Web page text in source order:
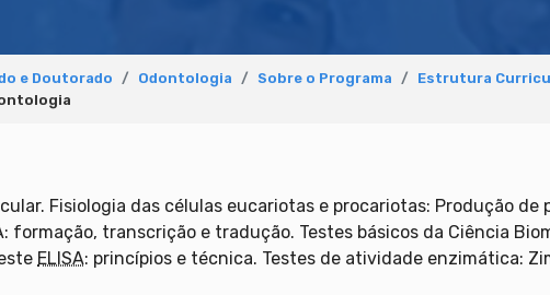
e Doutorado Odontologia Sobre o Programa Estrutura
Fisiologia das células eucariotas e procariotas: Produção
formação, transcrição e tradução. Testes básicos da Ciência
ELISA: princípios e técnica. Testes de atividade enzimática: